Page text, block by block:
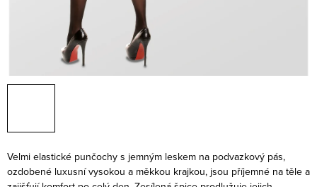
Velmi elastické punčochy s jemným leskem na podvazkový pás,
ozdobené luxusní vysokou a měkkou krajkou, jsou příjemné na těle a